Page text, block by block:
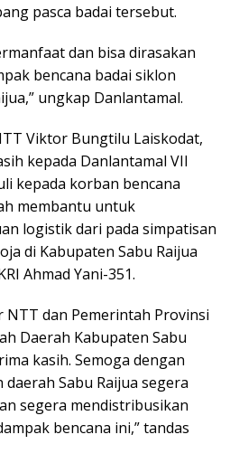
pasca badai tersebut.
dan bisa dirasakan
bencana badai siklon
ungkap Danlantamal.
Viktor Bungtilu Laiskodat,
kepada Danlantamal VII
kepada korban bencana
membantu untuk
logistik dari pada simpatisan
di Kabupaten Sabu Raijua
Ahmad Yani-351.
NTT dan Pemerintah Provinsi
Daerah Kabupaten Sabu
kasih. Semoga dengan
Sabu Raijua segera
segera mendistribusikan
bencana ini,” tandas